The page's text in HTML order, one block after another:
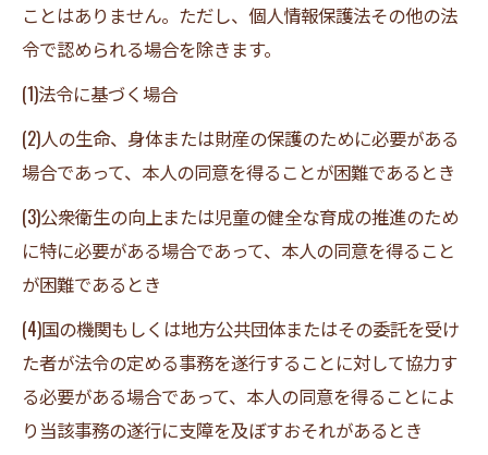
ことはありません。ただし、個人情報保護法その他の法
令で認められる場合を除きます。
(1)法令に基づく場合
(2)人の生命、身体または財産の保護のために必要がある
場合であって、本人の同意を得ることが困難であるとき
(3)公衆衛生の向上または児童の健全な育成の推進のため
に特に必要がある場合であって、本人の同意を得ること
が困難であるとき
(4)国の機関もしくは地方公共団体またはその委託を受け
た者が法令の定める事務を遂行することに対して協力す
る必要がある場合であって、本人の同意を得ることによ
り当該事務の遂行に支障を及ぼすおそれがあるとき